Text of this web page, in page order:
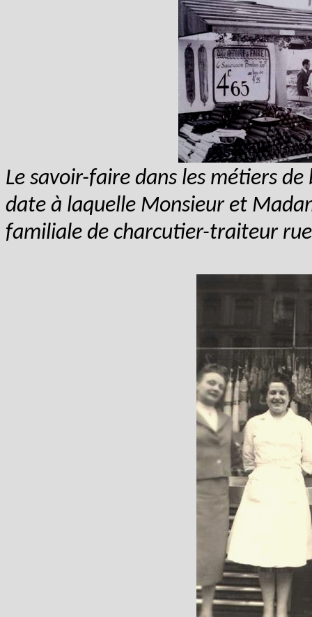
Le savoir-faire dans les métiers
date à laquelle Monsieur et
familiale de charcutier-traiteur